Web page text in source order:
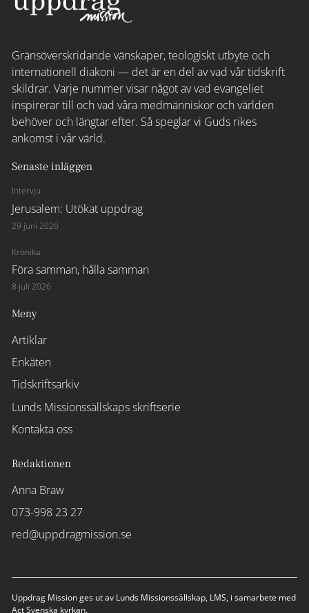
Gränsöverskridande vänskaper, teologiskt utbyte och
internationell diakoni — det är en del av vad vår tidskrift
skildrar. Varje nummer visar något av vad evangeliet
inspirerar till och vad våra medmänniskor och världen
behöver och längtar efter. Så speglar vi Guds rikes
ankomst i vår värld.
Senaste inläggen
Intervju
Jerusalem: Utökat uppdrag
29 juni 2026
Krönika
Föra samman, hålla samman
8 juli 2026
Meny
Artiklar
Enkäten
Tidskriftsarkiv
Lunds Missionssällskaps skriftserie
Kontakta oss
Redaktionen
Anna Braw
073-998 23 27
red@uppdragmission.se
Uppdrag Mission ges ut av Lunds Missionssällskap, LMS, i samarbete med
Act Svenska kyrkan.